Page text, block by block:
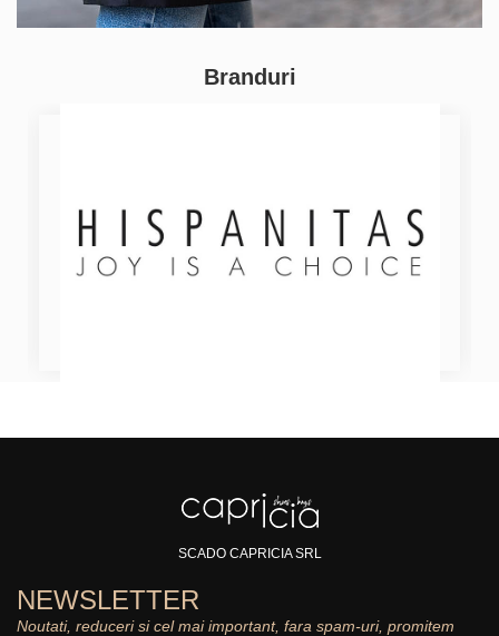
Branduri
SCADO CAPRICIA SRL
NEWSLETTER
Noutati, reduceri si cel mai important, fara spam-uri, promitem